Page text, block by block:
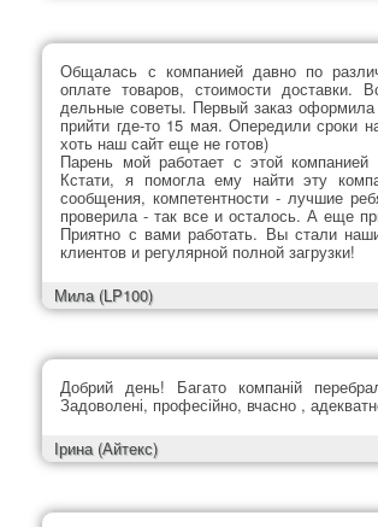
Общалась с компанией давно по
оплате товаров, стоимости доставки.
дельные советы. Первый заказ
прийти где-то 15 мая. Опередили сроки
хоть наш сайт еще не готов)
Парень мой работает с этой
Кстати, я помогла ему найти эту
сообщения, компетентности - лучшие
проверила - так все и осталось. А еще
Приятно с вами работать. Вы стали
клиентов и регулярной полной загрузки!
Мила (LP100)
Добрий день! Багато компаній
Задоволені, професійно, вчасно ,
Ірина (Айтекс)